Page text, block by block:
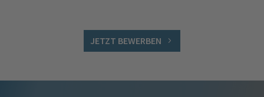
JETZT BEWERBEN